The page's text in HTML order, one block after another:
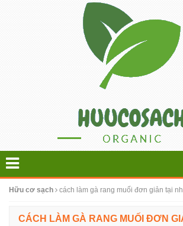
Hữu cơ sạch cách làm gà rang muối đơn giản tại
CÁCH LÀM GÀ RANG MUỐI ĐƠN